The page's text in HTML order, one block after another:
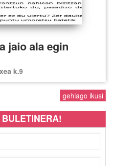
jaio ala egin
k.9
gehiago ikusi